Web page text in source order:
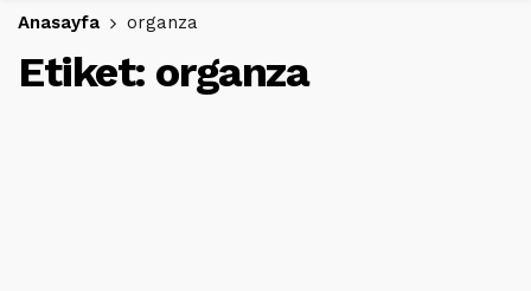
Anasayfa organza
Etiket: organza